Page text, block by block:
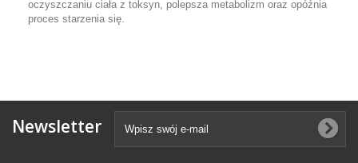
oczyszczaniu ciała z toksyn, polepsza metabolizm oraz opóźnia
proces starzenia się.
Newsletter